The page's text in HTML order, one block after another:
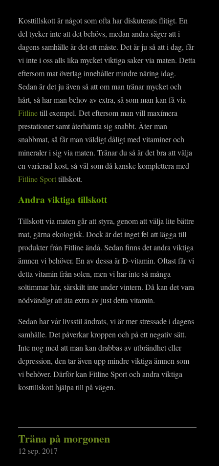
Kosttillskott är något som ofta har diskuterats flitigt. En
del tycker inte att det behövs, medan andra säger att i
dagens samhälle är det ett måste. Det är ju så att i dag, får
vi inte i oss alls lika mycket viktiga saker via maten. Detta
eftersom mat överlag innehåller mindre näring idag.
Sedan är det ju även så att om man tränar mycket och
hårt, så har man behov av extra, så som man kan få via
Fitlinetill exempel. Det eftersom man vill maxímera
prestationer samt återhämta sig snabbt. Äter man
snabbmat, så får man väldigt dåligt med vitaminer och
mineraler i sig via maten. Tränar du så är det bra att välja
en varierad kost, så väl som då kanske komplettera med
Fitline Sporttillskott.
Andra viktiga tillskott
Tillskott via maten går att styra, genom att välja lite bättre
mat, gärna ekologisk. Dock är det inget fel att lägga till
produkter från Fitline ändå. Sedan finns det andra viktiga
ämnen vi behöver. En av dessa är D-vitamin. Oftast får vi
detta vitamin från solen, men vi har inte så många
soltimmar här, särskilt inte under vintern. Då kan det vara
nödvändigt att äta extra av just detta vitamin.
Sedan har vår livsstil ändrats, vi är mer stressade i dagens
samhälle. Det påverkar kroppen och på ett negativ sätt.
Inte nog med att man kan drabbas av utbrändhet eller
depression, den tar även upp mindre viktiga ämnen som
vi behöver. Därför kan Fitline Sport och andra viktiga
kosttillskott hjälpa till på vägen.
Träna på morgonen
12 sep. 2017